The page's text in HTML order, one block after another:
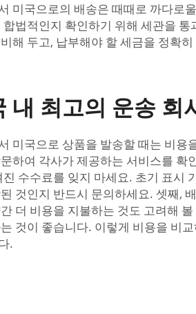
미국으로의 배송은 때때로 까다로
합법적인지 확인하기 위해 세관을
해 두고, 납부해야 할 세금을 정확
내 최고의 운송 회
미국으로 상품을 발송할 때는 비용
하여 각사가 제공하는 서비스를
진 수수료를 잊지 마세요. 초기 표시
것인지 반드시 문의하세요. 셋째,
더 비용을 지불하는 것도 고려해
것이 좋습니다. 이렇게 비용을 비
.